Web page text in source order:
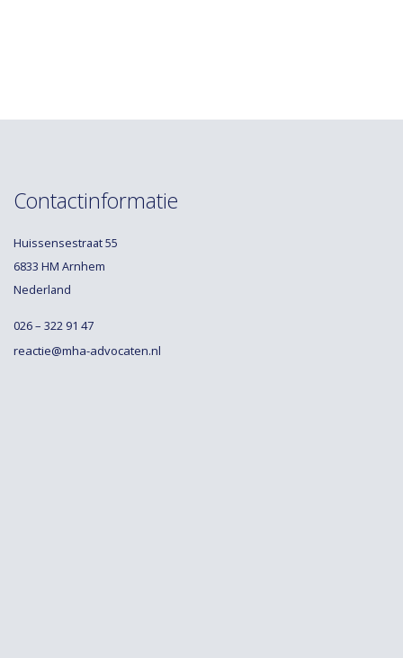
Contactinformatie
Huissensestraat 55
6833 HM Arnhem
Nederland
026 – 322 91 47
reactie@mha-advocaten.nl